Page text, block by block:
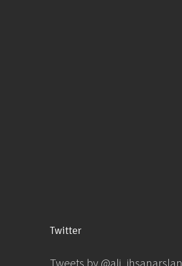
Twitter
Tweets by @ali_ihsanarslan